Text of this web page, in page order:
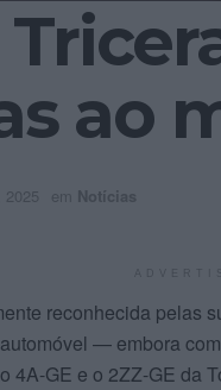
ao
2025 em Notícias
reconhecida pelas
— embora
4A-GE e o 2ZZ-GE da